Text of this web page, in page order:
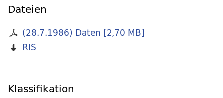
Dateien
(28.7.1986) Daten [2,70 MB]
RIS
Klassifikation